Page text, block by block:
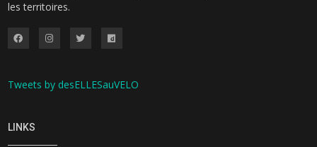
les territoires.
Tweets by desELLESauVELO
LINKS